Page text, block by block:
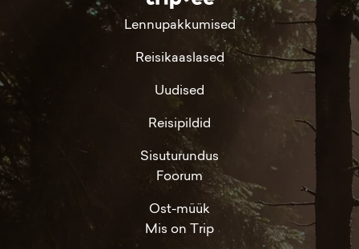
Lennupakkumised
Reisikaaslased
Uudised
Reisipildid
Sisuturundus
Foorum
Ost-müük
Mis on Trip